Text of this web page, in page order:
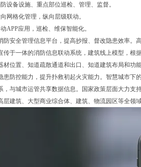
设备设施、重点部位巡检、管理、监督。
网格化管理，纵向层级联动。
APP应用，巡检、维保智能化。
防安全管理信息平台，提高抄报、督改隐患效率。
传于一体的消防信息联动系统，建筑线上模型，根
材位置、知道疏散通道和出口、知道建筑布局和功
患防控能力，提升扑救初起火灾能力。智慧城市下
，与城市运管共享数据信息。国家政策层面大力
层建筑、大型商业综合体、建筑、物流园区等全领域